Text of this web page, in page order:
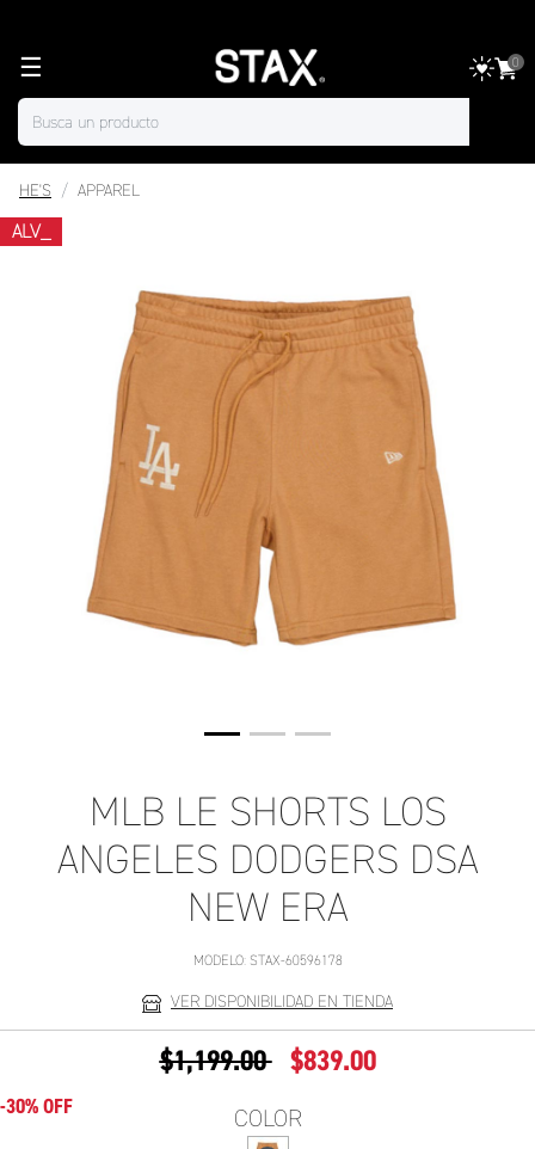
☰ 0
HE'S APPAREL
ALV_
MLB LE SHORTS LOS
ANGELES DODGERS DSA
NEW ERA
MODELO: STAX-60596178
VER DISPONIBILIDAD EN TIENDA
PRECIO REDUCIDO DE
$1,199.00A $839.00
-30% OFF COLOR